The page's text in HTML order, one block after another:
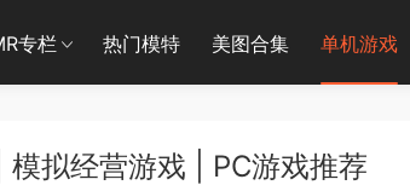
专栏 热门模特 美图合集 单机游戏
模拟经营游戏 | PC游戏推荐